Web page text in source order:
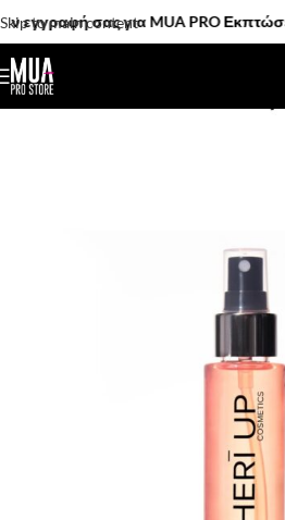
Skip to main content
σας για MUA PRO